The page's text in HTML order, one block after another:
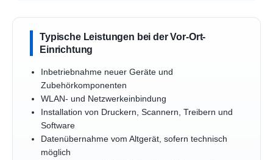
Typische Leistungen bei der Vor-Ort-
Einrichtung
Inbetriebnahme neuer Geräte und
Zubehörkomponenten
WLAN- und Netzwerkeinbindung
Installation von Druckern, Scannern, Treibern und
Software
Datenübernahme vom Altgerät, sofern technisch
möglich